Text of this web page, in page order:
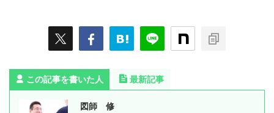
この記事を書いた人 最新記事
図師 修